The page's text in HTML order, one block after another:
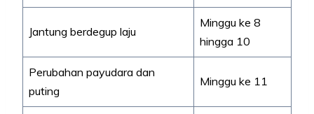
Jantung berdegup laju
Minggu ke 8
hingga 10
Perubahan payudara dan
puting
Minggu ke 11